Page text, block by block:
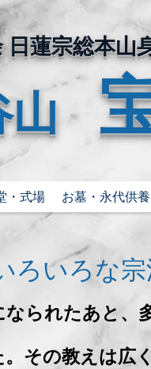
日蓮宗総本山
山
・式場 お墓・永代供養
ろいろな
られたあと、
その教えは広